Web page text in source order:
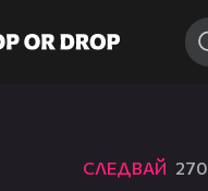
СЛЕДВАЙ 270